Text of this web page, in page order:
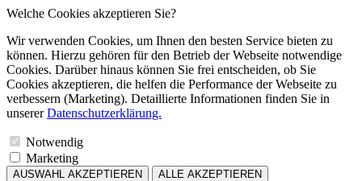
Welche Cookies akzeptieren Sie?
Wir verwenden Cookies, um Ihnen den besten Service bieten zu
können. Hierzu gehören für den Betrieb der Webseite notwendige
Cookies. Darüber hinaus können Sie frei entscheiden, ob Sie
Cookies akzeptieren, die helfen die Performance der Webseite zu
verbessern (Marketing). Detaillierte Informationen finden Sie in
unsererDatenschutzerklärung.
Notwendig
Marketing
AUSWAHL AKZEPTIEREN ALLE AKZEPTIEREN